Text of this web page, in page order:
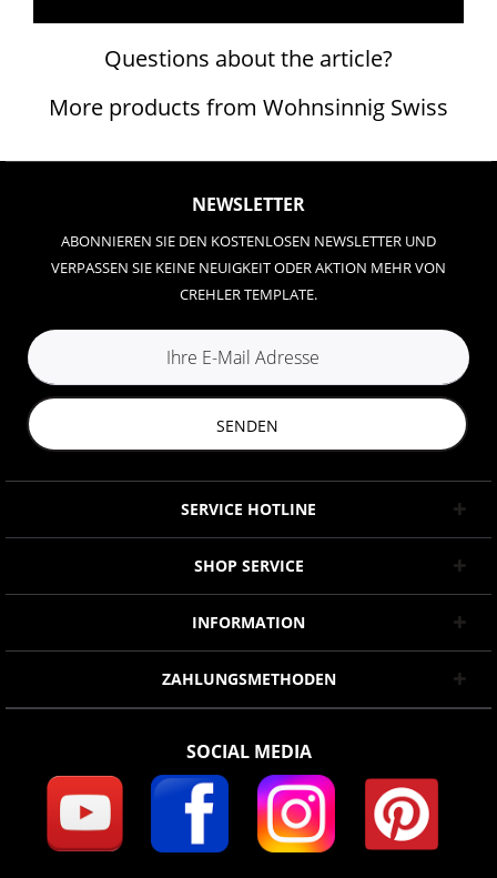
Questions about the article?
More products from Wohnsinnig Swiss
NEWSLETTER
ABONNIEREN SIE DEN KOSTENLOSEN NEWSLETTER UND
VERPASSEN SIE KEINE NEUIGKEIT ODER AKTION MEHR VON
CREHLER TEMPLATE.
SENDEN
SERVICE HOTLINE
SHOP SERVICE
INFORMATION
ZAHLUNGSMETHODEN
SOCIAL MEDIA